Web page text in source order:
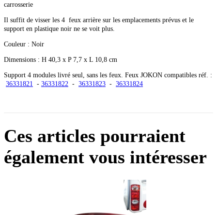
carrosserie
Il suffit de visser les 4 feux arrière sur les emplacements prévus et le
support en plastique noir ne se voit plus.
Couleur : Noir
Dimensions : H 40,3 x P 7,7 x L 10,8 cm
Support 4 modules livré seul, sans les feux. Feux JOKON compatibles réf. :
36331821
- 36331822 - 36331823 - 36331824
Ces articles pourraient
également vous intéresser